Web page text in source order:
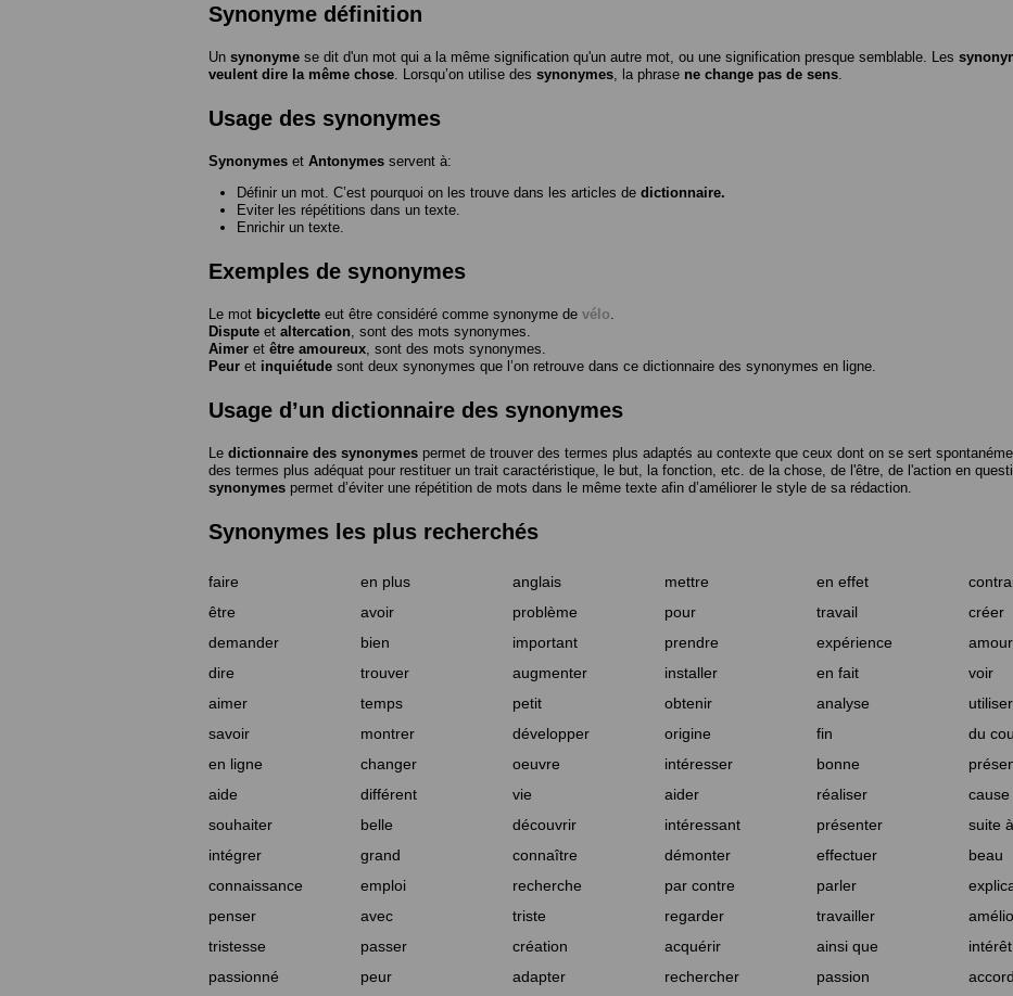
Synonyme définition
Un synonyme se dit d'un mot qui a la même signification qu'un autre mot, ou une signification presque semblable. Les
veulent dire la même chose . Lorsqu’on utilise des synonymes , la phrase ne change pas de sens
Usage des synonymes
Synonymes et Antonymes servent à:
Définir un mot. C’est pourquoi on les trouve dans les articles de dictionnaire.
Eviter les répétitions dans un texte.
Enrichir un texte.
Exemples de synonymes
Le mot bicyclette eut être considéré comme synonyme de vélo
Dispute et altercation , sont des mots synonymes.
Aimer et être amoureux , sont des mots synonymes.
Peur et inquiétude sont deux synonymes que l’on retrouve dans ce dictionnaire des synonymes en ligne.
Usage d’un dictionnaire des synonymes
Le dictionnaire des synonymes permet de trouver des termes plus adaptés au contexte que ceux dont on se sert
des termes plus adéquat pour restituer un trait caractéristique, le but, la fonction, etc. de la chose, de l'être, de l'action en
synonymes permet d’éviter une répétition de mots dans le même texte afin d’améliorer le style de sa rédaction.
Synonymes les plus recherchés
faire en plus anglais mettre en effet
être
avoir problème pour travail
créer
demander
bien important prendre expérience
amour
dire
trouver augmenter installer en fait
voir
aimer
temps petit obtenir analyse
utiliser
savoir
montrer développer origine fin
du
en ligne
changer oeuvre intéresser bonne
aide
différent vie aider réaliser
cause
souhaiter
belle découvrir intéressant présenter
suite à
intégrer
grand connaître démonter effectuer
beau
connaissance
emploi recherche par contre parler
penser
avec triste regarder travailler
tristesse
passer création acquérir ainsi que
intérêt
passionné
peur adapter rechercher passion accord